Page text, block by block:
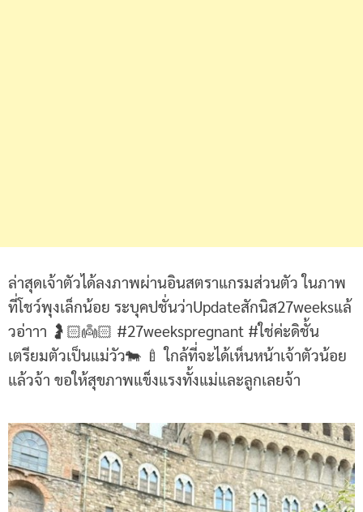
ล่าสุดเจ้าตัวได้ลงภาพผ่านอินสตราแกรมส่วนตัว ในภาพ
ที่โชว์พุงเล็กน้อย ระบุคปชั่นว่าUpdateสักนิส27weeksแล้
วอ่าาา 🤰🏻👼🏻 #27weekspregnant #ใช่ค่ะดิชั้น
เตรียมตัวเป็นแม่วัว🐄 🍼 ใกล้ที่จะได้เห็นหน้าเจ้าตัวน้อย
แล้วจ้า ขอให้สุขภาพแข็งแรงทั้งแม่และลูกเลยจ้า